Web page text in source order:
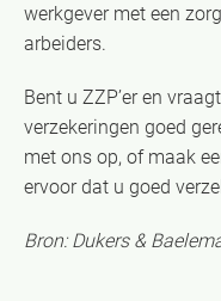
werkgever met een
arbeiders.
Bent u ZZP’er en
verzekeringen goed
met ons op, of maak
ervoor dat u goed
Bron: Dukers &